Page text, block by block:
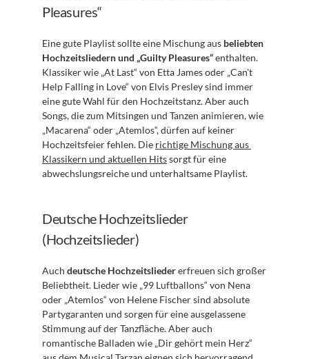
Pleasures“
Eine gute Playlist sollte eine Mischung aus beliebten
Hochzeitsliedern und „Guilty Pleasures“ enthalten.
Klassiker wie „At Last“ von Etta James oder „Can't
Help Falling in Love“ von Elvis Presley sind immer
eine gute Wahl für den Hochzeitstanz. Aber auch
Songs, die zum Mitsingen und Tanzen animieren, wie
„Macarena“ oder „Atemlos“, dürfen auf keiner
Hochzeitsfeier fehlen. Die richtige Mischung aus
Klassikern und aktuellen Hits sorgt für eine
abwechslungsreiche und unterhaltsame Playlist.
Deutsche Hochzeitslieder
(Hochzeitslieder)
Auch deutsche Hochzeitslieder erfreuen sich großer
Beliebtheit. Lieder wie „99 Luftballons“ von Nena
oder „Atemlos“ von Helene Fischer sind absolute
Partygaranten und sorgen für eine ausgelassene
Stimmung auf der Tanzfläche. Aber auch
romantische Balladen wie „Dir gehört mein Herz“